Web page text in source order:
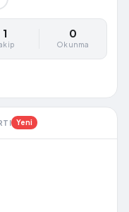
1 0
Okunma
Yeni